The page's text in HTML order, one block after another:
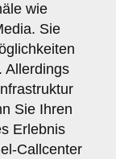
wie
Sie
Allerdings
Sie Ihren
Erlebnis
Callcenter